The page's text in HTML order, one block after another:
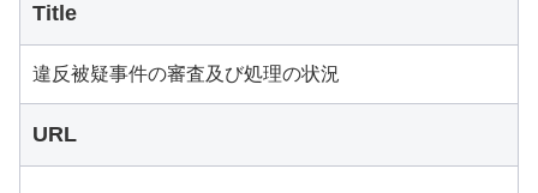
Title
違反被疑事件の審査及び処理の状況
URL